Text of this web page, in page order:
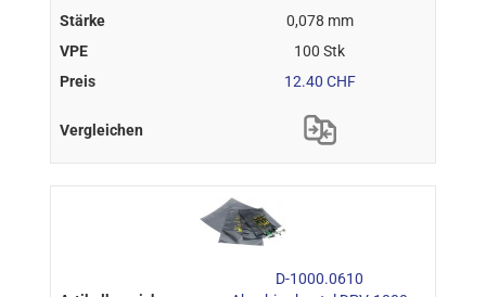
0,078 mm
100 Stk
12.40 CHF
D-1000.0610